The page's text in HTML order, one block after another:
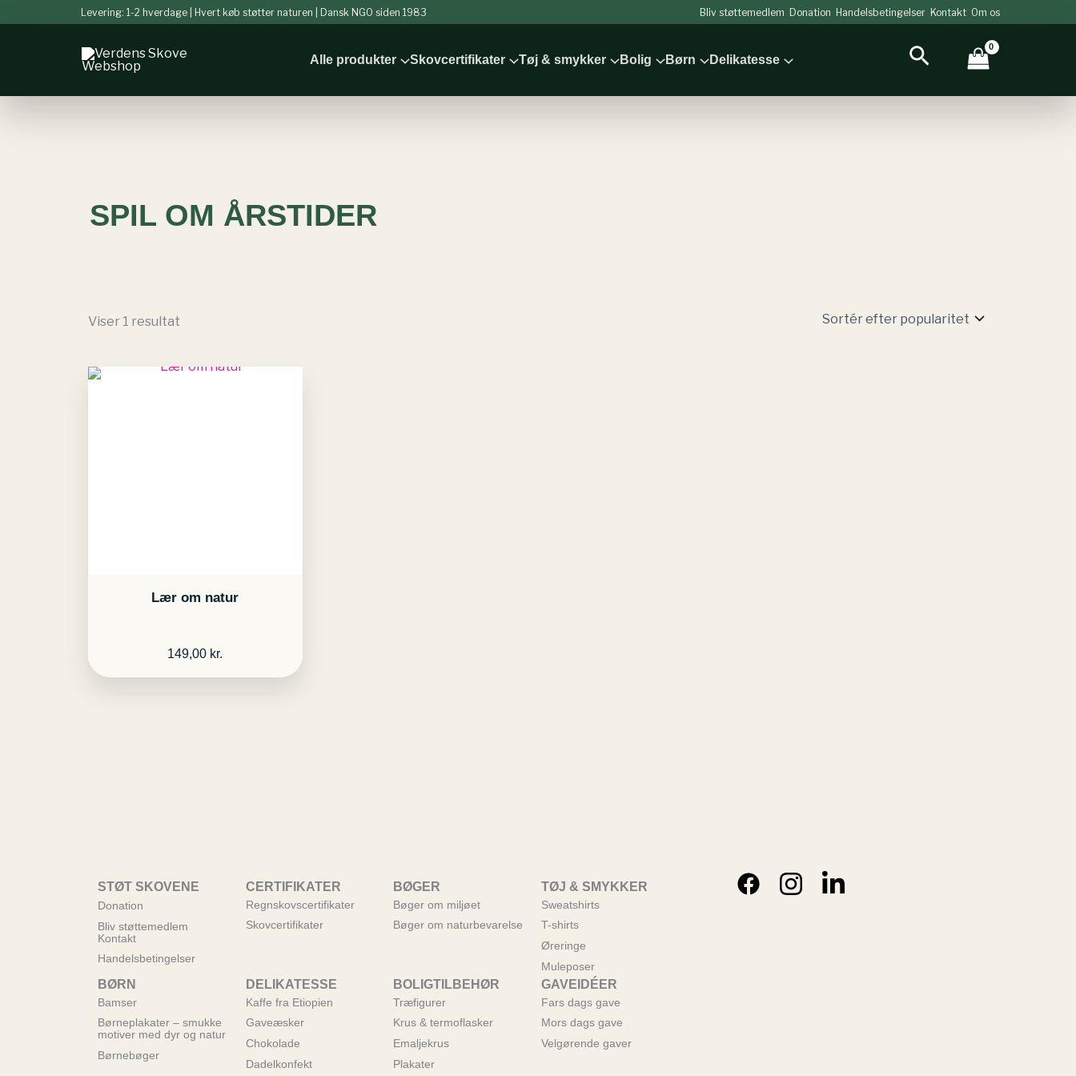
Levering: 1-2 hverdage | Hvert køb støtter naturen | Dansk NGO siden 1983 Bliv støttemedlem Donation Handelsbetingelser Kontakt Om os
Alle produkter Skovcertifikater Tøj & smykker Bolig Børn Delikatesse Søg
SPIL OM ÅRSTIDER
Viser 1 resultat
Lær om natur
149,00 kr.
STØT SKOVENE
Donation
Bliv støttemedlem
Kontakt
Handelsbetingelser
CERTIFIKATER
Regnskovscertifikater
Skovcertifikater
BØGER
Bøger om miljøet
Bøger om naturbevarelse
TØJ & SMYKKER
Sweatshirts
T-shirts
Øreringe
Muleposer
BØRN
Bamser
Børneplakater – smukke
motiver med dyr og natur
Børnebøger
DELIKATESSE
Kaffe fra Etiopien
Gaveæsker
Chokolade
Dadelkonfekt
BOLIGTILBEHØR
Træfigurer
Krus & termoflasker
Emaljekrus
Plakater
GAVEIDÉER
Fars dags gave
Mors dags gave
Velgørende gaver